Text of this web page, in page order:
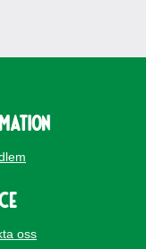
oss